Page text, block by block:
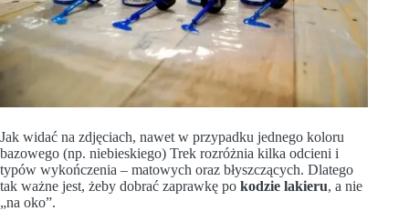
Jak widać na zdjęciach, nawet w przypadku jednego koloru
bazowego (np. niebieskiego) Trek rozróżnia kilka odcieni i
typów wykończenia – matowych oraz błyszczących. Dlatego
tak ważne jest, żeby dobrać zaprawkę po kodzie lakieru, a nie
„na oko”.